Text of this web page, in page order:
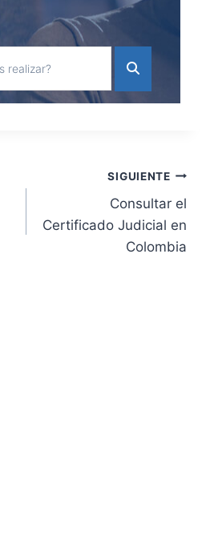
SIGUIENTE
Consultar el
Certificado Judicial en
Colombia